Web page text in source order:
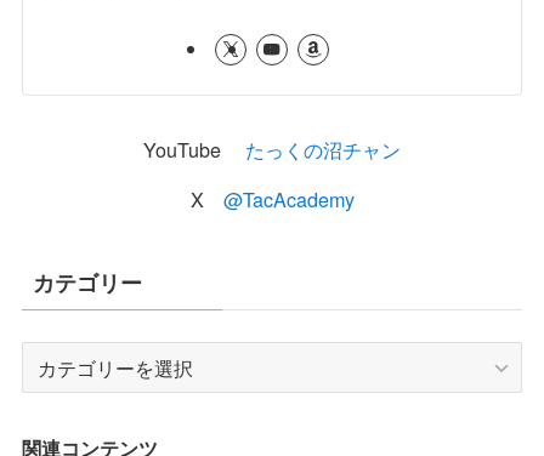
YouTube たっくの沼チャン
X @TacAcademy
カテゴリー
テ
リ
関連コンテンツ